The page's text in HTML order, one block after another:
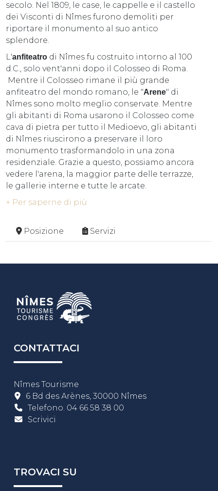
secolo. Nel 1809, le case, le cappelle e il castello
dei Visconti di Nîmes furono demoliti per
riportare il monumento al suo antico
splendore.
L'anfiteatro di Nîmes fu costruito intorno al 100
d.C., solo vent'anni dopo il Colosseo di Roma.
Mentre il Colosseo rimane il più grande
anfiteatro del mondo romano, le "Arene" di
Nîmes sono molto meglio conservate. Mentre
gli abitanti di Roma usarono il Colosseo come
cava di pietra per tutto il Medioevo, gli abitanti
di Nîmes riuscirono a preservare il loro
monumento trasformandolo in una zona
residenziale. Grazie a questo, possiamo ancora
vedere l'arena, la maggior parte delle terrazze,
le gallerie interne e tutte le arcate.
+ Per saperne di più
Posizione Servizi
CONTATTACI
Nîmes Tourisme
6 Bd des Arènes, 30000 Nîmes
Telefono. 04 66 58 38 00
Scrivici
TROVACI SU